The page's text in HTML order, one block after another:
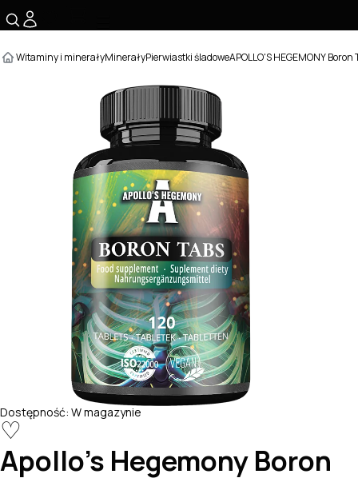
Witaminy i minerałyMinerałyPierwiastki śladoweAPOLLO'S HEGEMONY Boron
Dostępność: W magazynie
♡
Apollo's Hegemony Boron